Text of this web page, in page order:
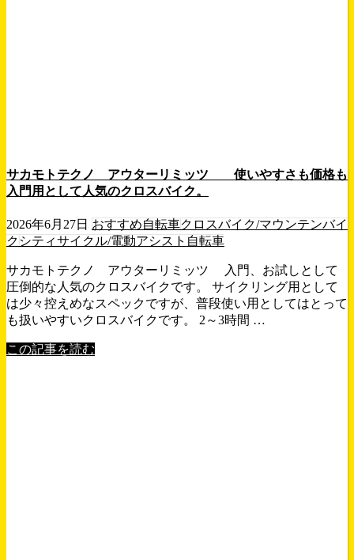
サカモトテクノ アウターリミッツ 使いやすさも価格も
入門用として人気のクロスバイク。
2026年6月27日 おすすめ自転車クロスバイク/マウンテンバイ
ク シティサイクル/電動アシスト自転車
サカモトテクノ アウターリミッツ 入門、お試しとして
圧倒的な人気のクロスバイクです。 サイクリング用として
は少々控えめなスペックですが、普段使い用としてはとって
も扱いやすいクロスバイクです。 2～3時間 …
この記事を読む